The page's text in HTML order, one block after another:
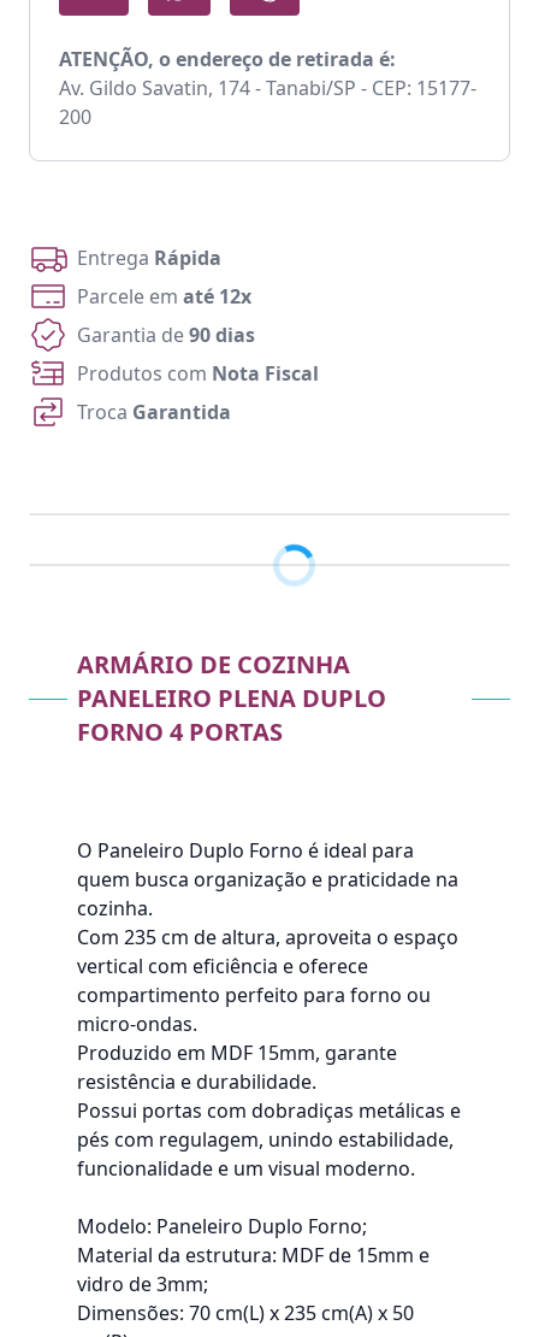
ATENÇÃO, o endereço de retirada é:
Av. Gildo Savatin, 174 - Tanabi/SP - CEP: 15177-
200
Entrega Rápida
Parcele em até 12x
Garantia de90 dias
Produtos com Nota Fiscal
Troca Garantida
ARMÁRIO DE COZINHA
PANELEIRO PLENA DUPLO
FORNO 4 PORTAS
O Paneleiro Duplo Forno é ideal para
quem busca organização e praticidade na
cozinha.
Com 235 cm de altura, aproveita o espaço
vertical com eficiência e oferece
compartimento perfeito para forno ou
micro-ondas.
Produzido em MDF 15mm, garante
resistência e durabilidade.
Possui portas com dobradiças metálicas e
pés com regulagem, unindo estabilidade,
funcionalidade e um visual moderno.
Modelo: Paneleiro Duplo Forno;
Material da estrutura: MDF de 15mm e
vidro de 3mm;
Dimensões: 70 cm(L) x 235 cm(A) x 50